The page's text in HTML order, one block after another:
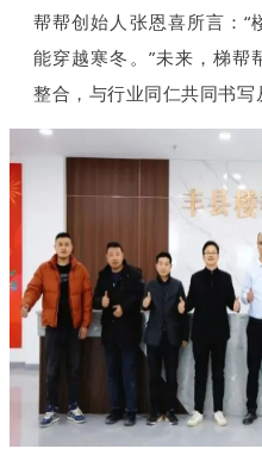
帮帮创始人张恩喜所言：“
能穿越寒冬。”未来，梯帮
整合，与行业同仁共同书写